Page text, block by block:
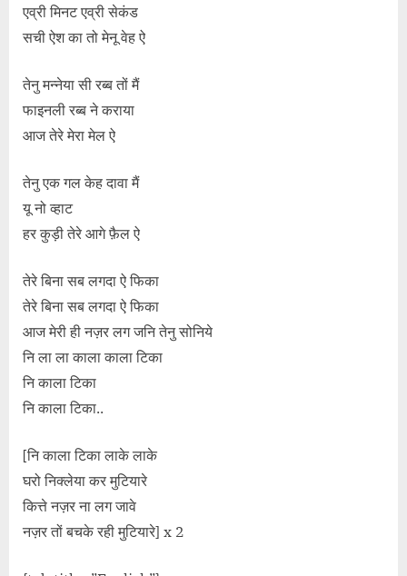
एव्री मिनट एव्री सेकंड
सची ऐश का तो मेनू वेह ऐ
तेनु मन्नेया सी रब्ब तों मैं
फाइनली रब्ब ने कराया
आज तेरे मेरा मेल ऐ
तेनु एक गल केह दावा मैं
यू नो व्हाट
हर कुड़ी तेरे आगे फ़ैल ऐ
तेरे बिना सब लगदा ऐ फिका
तेरे बिना सब लगदा ऐ फिका
आज मेरी ही नज़र लग जनि तेनु सोनिये
नि ला ला काला काला टिका
नि काला टिका
नि काला टिका..
[नि काला टिका लाके लाके
घरो निक्लेया कर मुटियारे
कित्ते नज़र ना लग जावे
नज़र तों बचके रही मुटियारे] x 2